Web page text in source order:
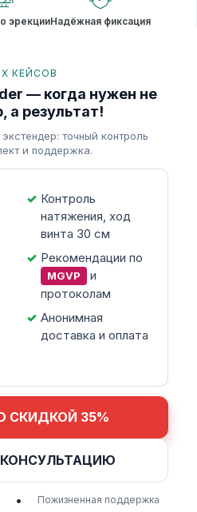
эрекцииНадёжная фиксация
КЕЙСОВ
— когда нужен не
а результат!
точный контроль
и поддержка.
Контроль
натяжения, ход
винта 30 см
Рекомендации по
MGVP
и
протоколам
Анонимная
доставка и оплата
СКИДКОЙ 35%
•
Пожизненная поддержка